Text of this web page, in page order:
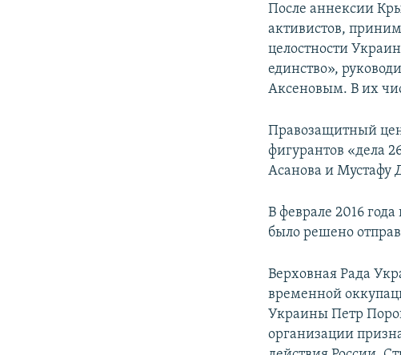
После аннексии
активистов,
целостности
единство»,
Аксеновым. В их
Правозащитный
фигурантов «дела
Асанова и Мустафу
В феврале 2016
было решено
Верховная Рада
временной
Украины Петр
организации